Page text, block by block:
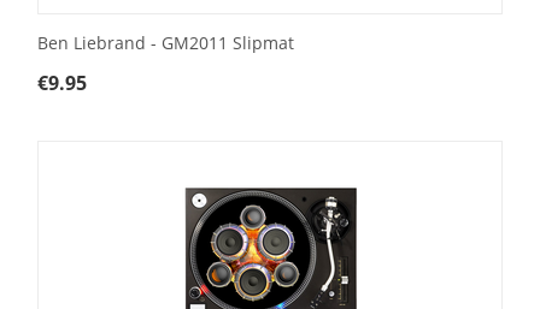
Ben Liebrand - GM2011 Slipmat
€9.95